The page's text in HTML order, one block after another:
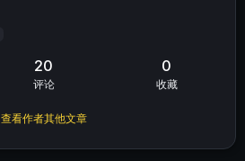
20
评论
0
收藏
查看作者其他文章